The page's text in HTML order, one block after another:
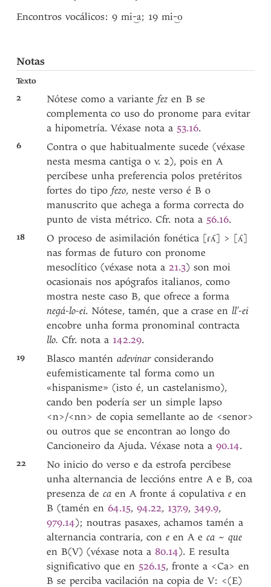
Encontros vocálicos: 9mi-‿a; 19mi-‿o
Notas
Texto
2
Nótese como a variantefezen B se
complementa co uso do pronome para evitar
a hipometría. Véxase nota a 53.16.
6
Contra o que habitualmente sucede (véxase
nesta mesma cantiga o v. 2), pois en A
percíbese unha preferencia polos pretéritos
fortes do tipofezo, neste verso é B o
manuscrito que achega a forma correcta do
punto de vista métrico. Cfr. nota a 56.16.
18
O proceso de asimilación fonética [ɾʎ] > [ʎ]
nas formas de futuro con pronome
mesoclítico (véxase nota a 21.3) son moi
ocasionais nos apógrafos italianos, como
mostra neste caso B, que ofrece a forma
negá-lo-ei. Nótese, tamén, que a crase en ll’-ei
encobre unha forma pronominal contracta
llo. Cfr. nota a 142.29.
19 Blasco manténadevinarconsiderando
eufemisticamente tal forma como un
«hispanisme» (isto é, un castelanismo),
cando ben podería ser un simple lapso
<n>/<nn> de copia semellante ao de <senor>
ou outros que se encontran ao longo do
Cancioneiro da Ajuda. Véxase nota a90.14.
22
No inicio do verso e da estrofa percíbese
unha alternancia de leccións entre A e B, coa
presenza decaen A fronte á copulativae en
B (tamén en 64.15,94.22, 137.9, 349.9,
979.14); noutras pasaxes, achamos tamén a
alternancia contraria, coneen A eca ~que
en B(V) (véxase nota a 80.14). E resulta
significativo que en 526.15, fronte a <Ca> en
B se perciba vacilación na copia de V: <(E)